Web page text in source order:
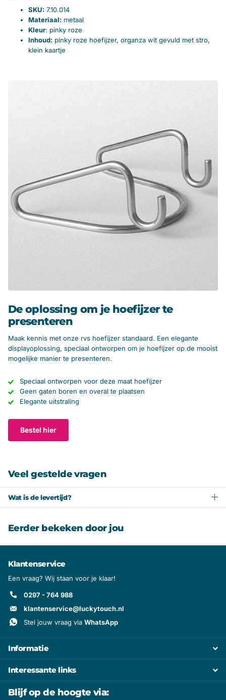
SKU: 7.10.014
Materiaal: metaal
Kleur: pinky roze
Inhoud: pinky roze hoefijzer, organza wit gevuld met stro,
klein kaartje
De oplossing om je hoefijzer te
presenteren
Maak kennis met onze rvs hoefijzer standaard. Een elegante
displayoplossing, speciaal ontworpen om je hoefijzer op de mooist
mogelijke manier te presenteren.
Speciaal ontworpen voor deze maat hoefijzer
Geen gaten boren en overal te plaatsen
Elegante uitstraling
Bestel hier
Veel gestelde vragen
Wat is de levertijd?
Eerder bekeken door jou
Klantenservice
Een vraag? Wij staan voor je klaar!
0297 - 764 988
klantenservice@luckytouch.nl
Stel jouw vraag via WhatsApp
Informatie
Interessante links
Blijf op de hoogte via: